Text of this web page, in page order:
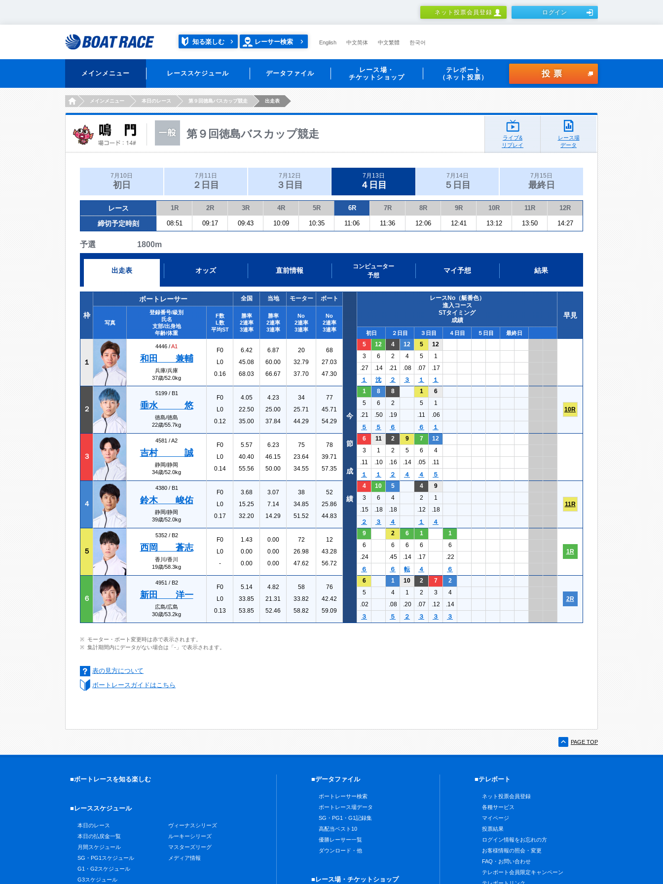
ネット投票会員登録 ログイン
知る楽しむ レーサー検索 English 中文简体 中文繁體 한국어
メインメニュー レーススケジュール データファイル
レース場・
チケットショップ
テレボート
（ネット投票）
投票
HOMEメインメニュー 本日のレース 第９回徳島バスカップ競走 出走表
第９回徳島バスカップ競走
ライブ&
リプレイ
レース場
データ
7月10日
初日
7月11日
２日目
7月12日
３日目
7月13日
４日目
7月14日
５日目
7月15日
最終日
レース 1R 2R 3R 4R 5R 6R 7R 8R 9R 10R 11R 12R
締切予定時刻 08:51 09:17 09:43 10:09 10:35 11:06 11:36 12:06 12:41 13:12 13:50 14:27
予選 1800m
出走表 オッズ 直前情報
コンピューター
予想
マイ予想 結果
枠
ボートレーサー 全国 当地 モーター ボート
レースNo（艇番色）
進入コース
STタイミング
成績
早見
写真
登録番号/級別
氏名
支部/出身地
年齢/体重
F数
L数
平均ST
勝率
2連率
3連率
勝率
2連率
3連率
No
2連率
3連率
No
2連率
3連率
初日 ２日目 ３日目 ４日目 ５日目 最終日
１
4446 /A1
和田 兼輔
兵庫/兵庫
37歳/52.0kg
F0
L0
0.16
6.42
45.08
68.03
6.87
60.00
66.67
20
32.79
37.70
68
27.03
47.30
5 12 4 12 5
12
3
6 2 4 5
1
.27
.14 .21 .08 .07
.17
１
沈 ２ ３ １ １
２
5199 / B1
垂水 悠
徳島/徳島
22歳/55.7kg
F0
L0
0.12
4.05
22.50
35.00
4.23
25.00
37.84
34
25.71
44.29
77
45.71
54.29
1 8 8 1 6
10R
5 6 2 5
1
.21
.50 .19 .11
.06
５
５ ６ ６ １
３
4581 /A2
吉村 誠
静岡/静岡
34歳/52.0kg
F0
L0
0.14
5.57
40.40
55.56
6.23
46.15
50.00
75
23.64
34.55
78
39.71
57.35
6 11 2 9 7
12
3
1 2 5 6
4
.11
.10 .16 .14 .05
.11
１
１ ２ ４ ４ ５
４
4380 / B1
鈴木 峻佑
静岡/静岡
39歳/52.0kg
F0
L0
0.17
3.68
15.25
32.20
3.07
7.14
14.29
38
34.85
51.52
52
25.86
44.83
4 10 5 4 9
11R
3 6 4 2
1
.15
.18 .18 .12
.18
２
３ ４ １ ４
５
5352 / B2
西岡 蒼志
香川/香川
19歳/58.3kg
F0
L0
-
1.43
0.00
0.00
0.00
0.00
0.00
72
26.98
47.62
12
43.28
56.72
9 2 6 1 1
1R
6 6 6 6
6
.24
.45 .14 .17
.22
６
６ 転 ４ ６
６
4951 / B2
新田 洋一
広島/広島
30歳/53.2kg
F0
L0
0.13
5.14
33.85
53.85
4.82
21.31
52.46
58
33.82
58.82
76
42.42
59.09
6 1 10 2 7 2
2R
5 4 1 2 3
4
.02
.08 .20 .07 .12
.14
３
５ ２ ３ ３ ３
今
節
成
績
モーター・ボート変更時は赤で表示されます。
集計期間内にデータがない場合は「-」で表示されます。
表の見方について
ボートレースガイドはこちら
PAGE TOP
■ボートレースを知る楽しむ
■レーススケジュール
本日のレース
本日の払戻金一覧
月間スケジュール
SG・PG1スケジュール
G1・G2スケジュール
G3スケジュール
ヴィーナスシリーズ
ルーキーシリーズ
マスターズリーグ
メディア情報
■データファイル
ボートレーサー検索
ボートレース場データ
SG・PG1・G1記録集
高配当ベスト10
優勝レーサー一覧
ダウンロード・他
■レース場・チケットショップ
■テレボート
ネット投票会員登録
各種サービス
マイページ
投票結果
ログイン情報をお忘れの方
お客様情報の照会・変更
FAQ・お問い合わせ
テレボート会員限定キャンペーン